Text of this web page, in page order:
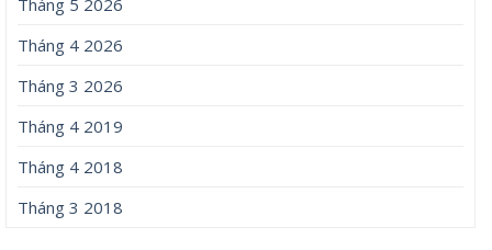
Tháng 4 2026
Tháng 3 2026
Tháng 4 2019
Tháng 4 2018
Tháng 3 2018